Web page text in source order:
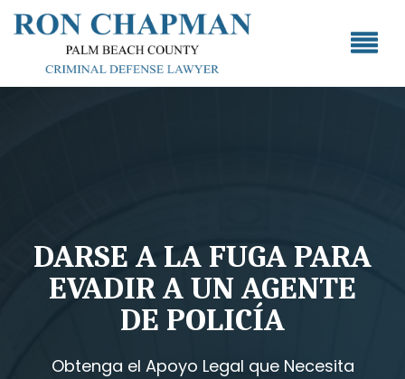
DARSE A LA FUGA PARA
EVADIR A UN AGENTE
DE POLICÍA
Obtenga el Apoyo Legal que Necesita